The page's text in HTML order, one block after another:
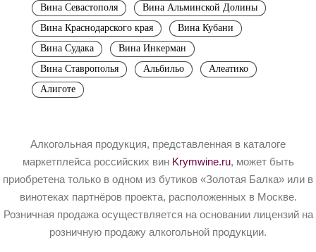
Вина Севастополя
Вина Альминской Долины
Вина Краснодарского края
Вина Кубани
Вина Судака
Вина Инкерман
Вина Ставрополья
Альбильо
Алеатико
Алиготе
Алкогольная продукция, представленная в каталоге
маркетплейса российских вин Krymwine.ru, может быть
приобретена только в одном из бутиков «Золотая Балка» или в
винотеках партнёров проекта, расположенных в Москве.
Розничная продажа осуществляется на основании лицензий на
розничную продажу алкогольной продукции.